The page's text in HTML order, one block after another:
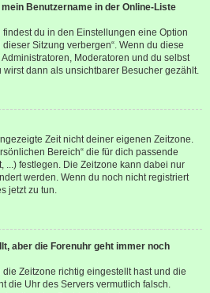
Benutzername in der Online-Liste
du in den Einstellungen eine Option
dieser Sitzung verbergen“. Wenn du diese
Moderatoren und du selbst
dann als unsichtbarer Besucher gezählt.
Zeit nicht deiner eigenen Zeitzone.
Bereich“ die für dich passende
...) festlegen. Die Zeitzone kann dabei nur
werden. Wenn du noch nicht registriert
jetzt zu tun.
aber die Forenuhr geht immer noch
Zeitzone richtig eingestellt hast und die
die Uhr des Servers vermutlich falsch.